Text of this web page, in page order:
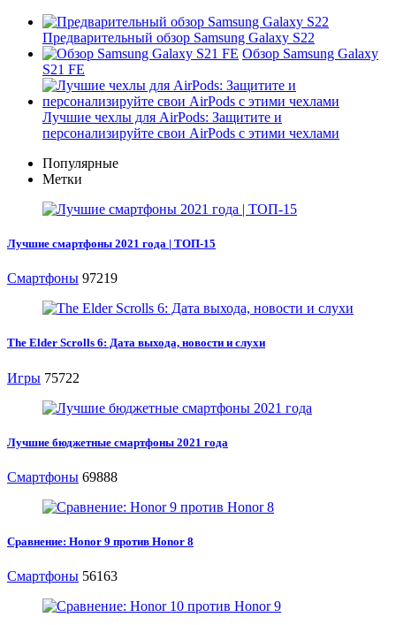
Предварительный обзор Samsung Galaxy S22
Обзор Samsung Galaxy
S21 FE
Лучшие чехлы для AirPods: Защитите и
персонализируйте свои AirPods с этими чехлами
Популярные
Метки
Лучшие смартфоны 2021 года | ТОП-15
Смартфоны 97219
The Elder Scrolls 6: Дата выхода, новости и слухи
Игры 75722
Лучшие бюджетные смартфоны 2021 года
Смартфоны 69888
Сравнение: Honor 9 против Honor 8
Смартфоны 56163